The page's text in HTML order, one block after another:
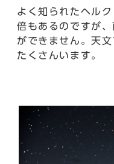
よく知られたヘル
倍もあるのですが
ができません。天
たくさんいます。